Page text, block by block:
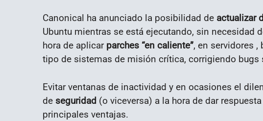
Canonical ha anunciado la posibilidad de actualizar
Ubuntu mientras se está ejecutando, sin necesidad
hora de aplicar parches “en caliente”, en servidores
tipo de sistemas de misión crítica, corrigiendo bugs
Evitar ventanas de inactividad y en ocasiones el
de seguridad (o viceversa) a la hora de dar
principales ventajas.